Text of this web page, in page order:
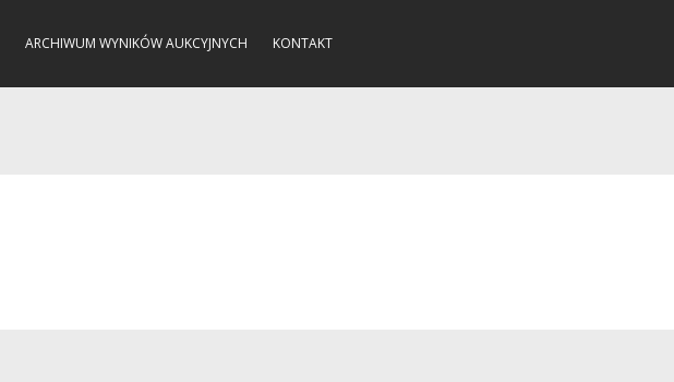
ARCHIWUM WYNIKÓW AUKCYJNYCH KONTAKT